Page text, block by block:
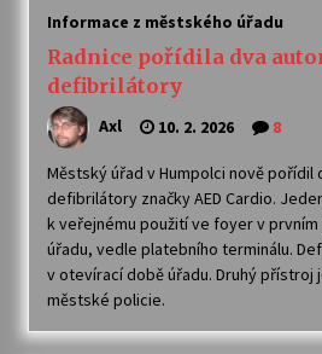
Informace z městského úřadu
Radnice pořídila dva
defibrilátory
Axl 10. 2. 2026 8
Městský úřad v Humpolci nově pořídil
defibrilátory značky AED Cardio.
k veřejnému použití ve foyer v
úřadu, vedle platebního terminálu.
v otevírací době úřadu. Druhý přístroj
městské policie.